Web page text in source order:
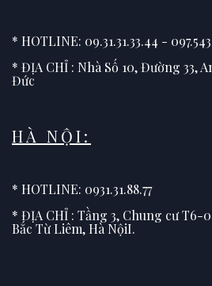
* HOTLINE: 09.31.31.33.44 -
* ĐỊA CHỈ : Nhà Số 10, Đường 33,
Đức
HÀ NỘI:
* HOTLINE: 0931.31.88.77
* ĐỊA CHỈ : Tầng 3, Chung cư T6-
Bắc Từ Liêm, Hà NộiI.